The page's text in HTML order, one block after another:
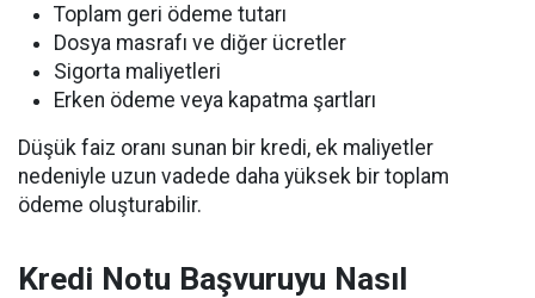
Toplam geri ödeme tutarı
Dosya masrafı ve diğer ücretler
Sigorta maliyetleri
Erken ödeme veya kapatma şartları
Düşük faiz oranı sunan bir kredi, ek maliyetler
nedeniyle uzun vadede daha yüksek bir toplam
ödeme oluşturabilir.
Kredi Notu Başvuruyu Nasıl